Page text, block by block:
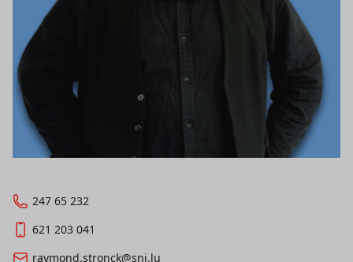
247 65 232
621 203 041
raymond.stronck@snj.lu